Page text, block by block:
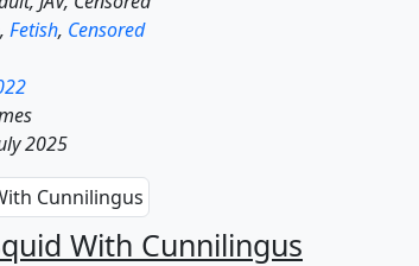
, Fetish, Censored
2025
With Cunnilingus